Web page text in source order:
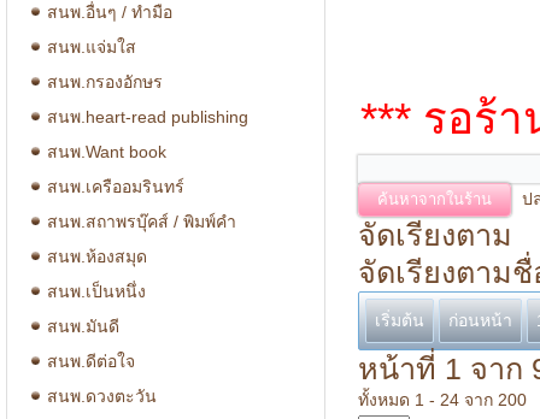
สนพ.อื่นๆ / ทำมือ
สนพ.แจ่มใส
สนพ.กรองอักษร
สนพ.heart-read publishing
สนพ.Want book
สนพ.เครืออมรินทร์
สนพ.สถาพรบุ๊คส์ / พิมพ์คำ
สนพ.ห้องสมุด
สนพ.เป็นหนึ่ง
สนพ.มันดี
สนพ.ดีต่อใจ
สนพ.ดวงตะวัน
*** รอร้
ป
จัดเรียงตาม
จัดเรียงตาม
เริ่มต้น ก่อนหน้า
หน้าที่ 1 จาก
ทั้งหมด 1 - 24 จาก 200